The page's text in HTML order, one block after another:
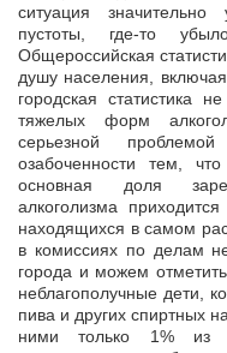
ситуация
пустоты, где-то
Общероссийская
душу населения,
городская статистика
тяжелых форм
серьезной
озабоченности тем,
основная доля
алкоголизма
находящихся в самом
в комиссиях по делам
города и можем
неблагополучные дети,
пива и других спиртных
ними только 1% из